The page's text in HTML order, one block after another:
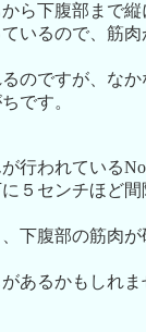
ら下腹部まで縦
いるので、筋
のですが、な
です。
行われている
５センチほど
下腹部の筋肉
あるかもしれ